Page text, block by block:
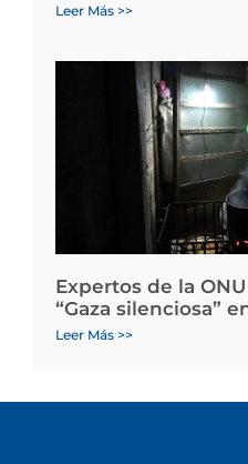
Leer Más >>
Expertos de la
“Gaza silenciosa”
Leer Más >>